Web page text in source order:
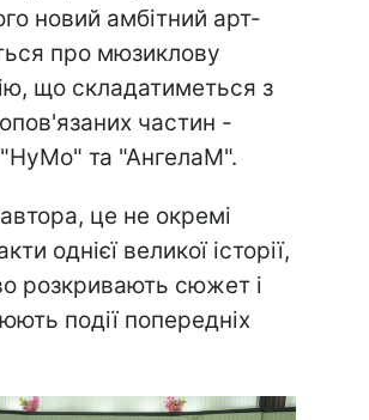
новий амбітний арт-
про мюзиклову
що складатиметься з
частин -
та "АнгелаМ".
це не окремі
однієї великої історії,
розкривають сюжет і
події попередніх